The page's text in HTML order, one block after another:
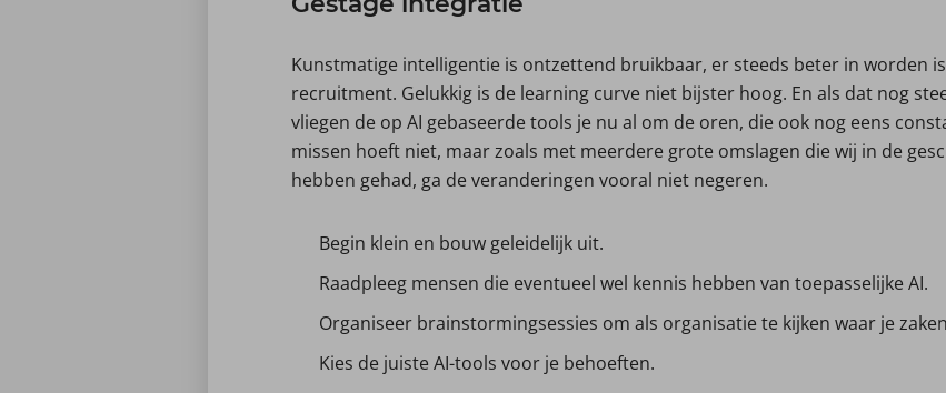
Kunstmatige intelligentie is ontzettend bruikbaar, er steeds beter in worden
recruitment. Gelukkig is de learning curve niet bijster hoog. En als dat nog
vliegen de op AI gebaseerde tools je nu al om de oren, die ook nog eens
missen hoeft niet, maar zoals met meerdere grote omslagen die wij in de
hebben gehad, ga de veranderingen vooral niet negeren.
Begin klein en bouw geleidelijk uit.
Raadpleeg mensen die eventueel wel kennis hebben van toepasselijke AI.
Organiseer brainstormingsessies om als organisatie te kijken waar je
Kies de juiste AI-tools voor je behoeften.